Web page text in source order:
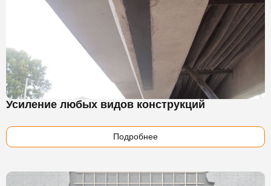
Усиление любых видов конструкций
Подробнее